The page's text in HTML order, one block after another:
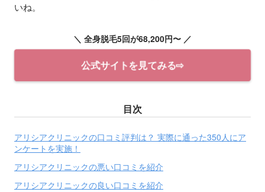
いね。
＼ 全身脱毛5回が68,200円〜 ／
公式サイトを見てみる⇨
目次
アリシアクリニックの口コミ評判は？ 実際に通った350人にア
ンケートを実施！
アリシアクリニックの悪い口コミを紹介
アリシアクリニックの良い口コミを紹介